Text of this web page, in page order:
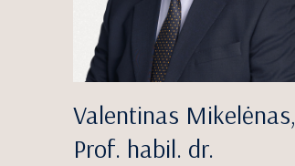
Valentinas Mikelėnas,
Prof. habil. dr.